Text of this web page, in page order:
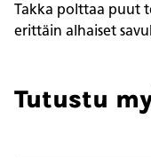
Takka polttaa puut
erittäin alhaiset
Tutustu